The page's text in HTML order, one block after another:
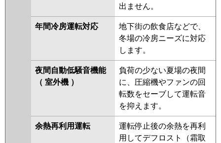
出ません。
年間冷房運転対応
地下街の飲食店などで、
冬場の冷房ニーズに対応
します。
夜間自動低騒音機能
（ 室外機 ）
負荷の少ない夏場の夜間
に、圧縮機やファンの回
転数をセーブして運転音
を抑えます。
余熱再利用運転
運転停止後の余熱を再利
用してデフロスト（霜取